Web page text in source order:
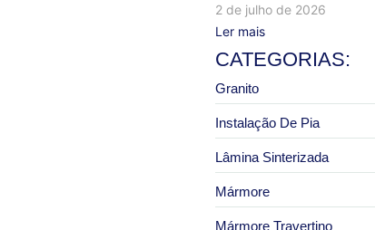
2 de julho de 2026
Ler mais
CATEGORIAS:
Granito
Instalação De Pia
Lâmina Sinterizada
Mármore
Mármore Travertino